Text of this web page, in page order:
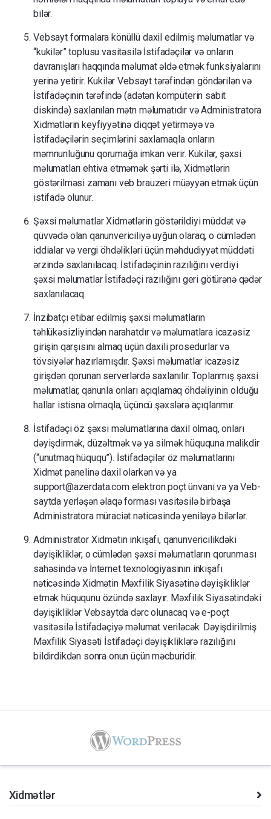
bilər.
Vebsayt formalara könüllü daxil edilmiş məlumatlar və
“kukilər” toplusu vasitəsilə İstifadəçilər və onların
davranışları haqqında məlumat əldə etmək funksiyalarını
yerinə yetirir. Kukilər Vebsayt tərəfindən göndərilən və
İstifadəçinin tərəfində (adətən kompüterin sabit
diskində) saxlanılan mətn məlumatıdır və Administratora
Xidmətlərin keyfiyyətinə diqqət yetirməyə və
İstifadəçilərin seçimlərini saxlamaqla onların
məmnunluğunu qorumağa imkan verir. Kukilər, şəxsi
məlumatları ehtiva etməmək şərti ilə, Xidmətlərin
göstərilməsi zamanı veb brauzeri müəyyən etmək üçün
istifadə olunur.
Şəxsi məlumatlar Xidmətlərin göstərildiyi müddət və
qüvvədə olan qanunvericiliyə uyğun olaraq, o cümlədən
iddialar və vergi öhdəlikləri üçün məhdudiyyət müddəti
ərzində saxlanılacaq. İstifadəçinin razılığını verdiyi
şəxsi məlumatlar İstifadəçi razılığını geri götürənə qədər
saxlanılacaq.
İnzibatçı etibar edilmiş şəxsi məlumatların
təhlükəsizliyindən narahatdır və məlumatlara icazəsiz
girişin qarşısını almaq üçün daxili prosedurlar və
tövsiyələr hazırlamışdır. Şəxsi məlumatlar icazəsiz
girişdən qorunan serverlərdə saxlanılır.Toplanmış şəxsi
məlumatlar, qanunla onları açıqlamaq öhdəliyinin olduğu
hallar istisna olmaqla, üçüncü şəxslərə açıqlanmır.
İstifadəçi öz şəxsi məlumatlarına daxil olmaq, onları
dəyişdirmək, düzəltmək və ya silmək hüququna malikdir
(“unutmaq hüququ”). İstifadəçilər öz məlumatlarını
Xidmət panelinə daxil olarkən və ya
support@azerdata.com elektron poçt ünvanı və ya Veb-
saytda yerləşən əlaqə forması vasitəsilə birbaşa
Administratora müraciət nəticəsində yeniləyə bilərlər.
Administrator Xidmətin inkişafı, qanunvericilikdəki
dəyişikliklər, o cümlədən şəxsi məlumatların qorunması
sahəsində və İnternet texnologiyasının inkişafı
nəticəsində Xidmətin Məxfilik Siyasətinə dəyişikliklər
etmək hüququnu özündə saxlayır. Məxfilik Siyasətindəki
dəyişikliklər Vebsaytda dərc olunacaq və e-poçt
vasitəsilə İstifadəçiyə məlumat veriləcək. Dəyişdirilmiş
Məxfilik Siyasəti İstifadəçi dəyişikliklərə razılığını
bildirdikdən sonra onun üçün məcburidir.
Xidmətlər